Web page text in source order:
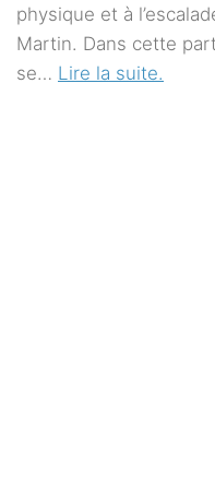
physique et à
Martin. Dans cette
se… Lire la suite.